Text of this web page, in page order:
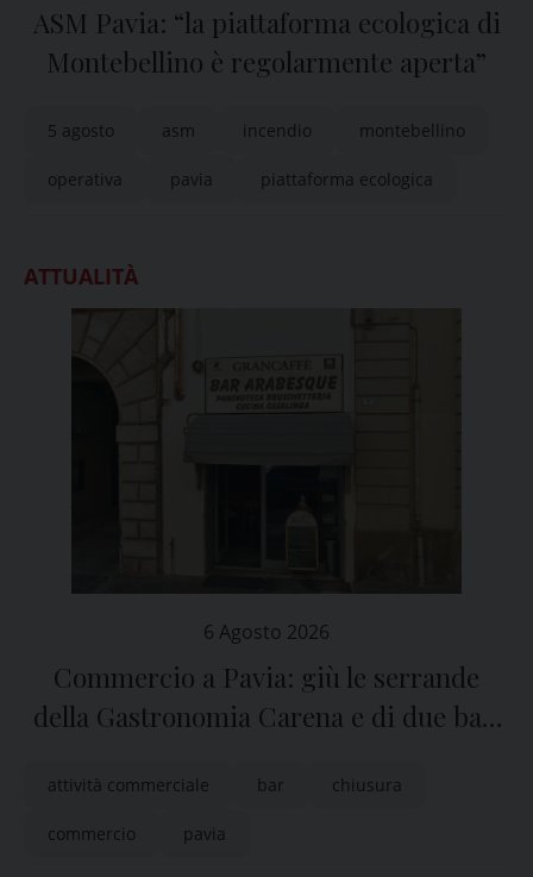
ASM Pavia: “la piattaforma ecologica di
Montebellino è regolarmente aperta”
5 agosto asm incendio montebellino
operativa pavia piattaforma ecologica
ATTUALITÀ
6 Agosto 2026
Commercio a Pavia: giù le serrande
della Gastronomia Carena e di due bar,
attività commerciale bar chiusura
commercio pavia